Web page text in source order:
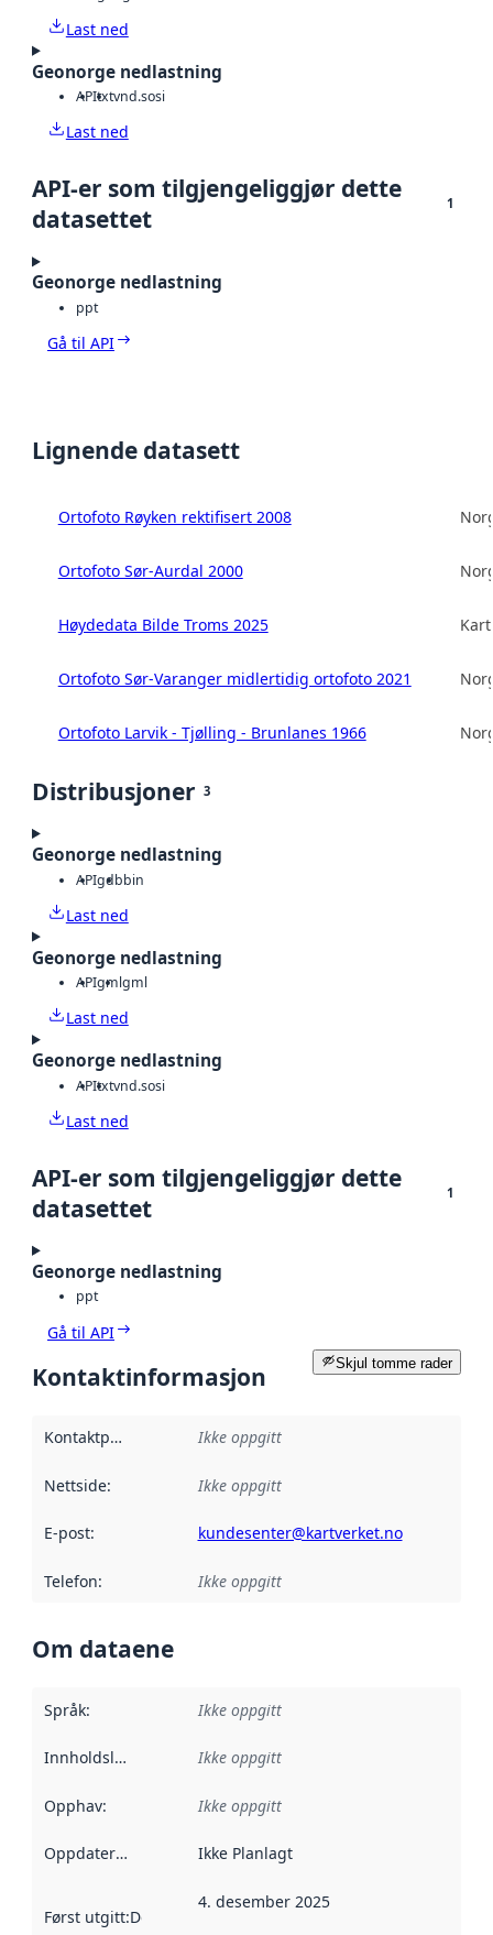
Last ned
Geonorge nedlastning
APItxtvnd.sosi
Last ned
API-er som tilgjengeliggjør dette
datasettet
1
Geonorge nedlastning
ppt
Gå til API
Lignende datasett
Ortofoto Røyken rektifisert 2008
Ortofoto Sør-Aurdal 2000
Høydedata Bilde Troms 2025
Ortofoto Sør-Varanger midlertidig ortofoto 2021
Ortofoto Larvik - Tjølling - Brunlanes 1966
Distribusjoner 3
Geonorge nedlastning
APIgdbbin
Last ned
Geonorge nedlastning
APIgmlgml
Last ned
Geonorge nedlastning
APItxtvnd.sosi
Last ned
API-er som tilgjengeliggjør dette
datasettet
1
Geonorge nedlastning
ppt
Gå til API
Skjul tomme rader
Kontaktinformasjon
Kontaktpunkt Ikke oppgitt
Nettside: Ikke oppgitt
E-post: kundesenter@kartverket.no
Telefon: Ikke oppgitt
Om dataene
Språk: Ikke oppgitt
Innholdsleverandører :
Ikke oppgitt
Opphav: Ikke oppgitt
Oppdateringsfrekvens :
Ikke Planlagt
Først utgitt:Denne datoen sier når dataene i dette
4. desember 2025